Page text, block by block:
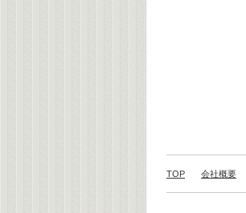
TOP 会社概要